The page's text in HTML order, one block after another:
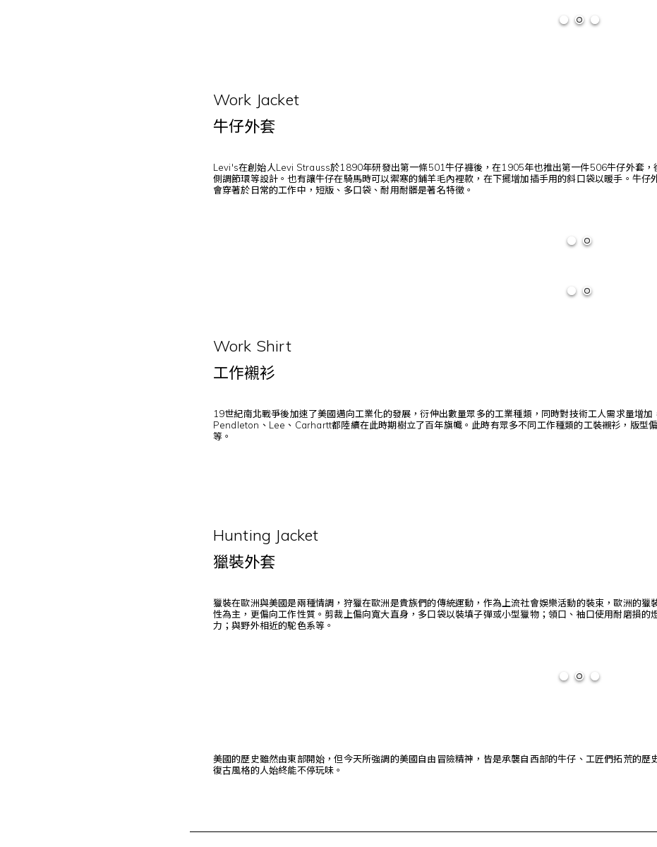
Work Jacket
牛仔外套
Levi's在創始人Levi Strauss於1890年研發出第一條501牛仔褲後，在1905年也推出第一件506牛仔外套，
側調節環等設計。也有讓牛仔在騎馬時可以禦寒的鋪羊毛內裡款，在下擺增加插手用的斜口袋以暖手。牛
會穿著於日常的工作中，短版、多口袋、耐用耐髒是著名特徵。
Work Shirt
工作襯衫
19世紀南北戰爭後加速了美國邁向工業化的發展，衍伸出數量眾多的工業種類，同時對技術工人需求量增
Pendleton、Lee、Carhartt都陸續在此時期樹立了百年旗幟。此時有眾多不同工作種類的工裝襯衫，版型
等。
Hunting Jacket
獵裝外套
獵裝在歐洲與美國是兩種情調，狩獵在歐洲是貴族們的傳統運動，作為上流社會娛樂活動的裝束，歐洲的
性為主，更偏向工作性質。剪裁上偏向寬大直身，多口袋以裝填子彈或小型獵物；領口、袖口使用耐磨損
力；與野外相近的駝色系等。
美國的歷史雖然由東部開始，但今天所強調的美國自由冒險精神，皆是承襲自西部的牛仔、工匠們拓荒的
復古風格的人始終能不停玩味。